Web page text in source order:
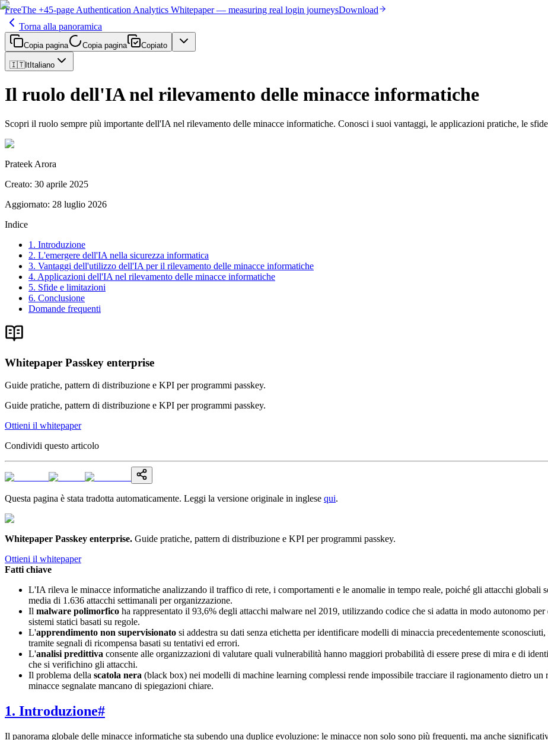
FreeThe +45-page Authentication Analytics Whitepaper — measuring real login journeysDownload
Torna alla panoramica
Copia pagina Copia pagina Copiato
🇮🇹It Italiano
Il ruolo dell'IA nel rilevamento delle minacce informatiche
Scopri il ruolo sempre più importante dell'IA nel rilevamento delle minacce informatiche. Conosci i suoi vantaggi, le applicazioni pratiche, le
Prateek Arora
Creato: 30 aprile 2025
Aggiornato: 28 luglio 2026
Indice
1. Introduzione
2. L'emergere dell'IA nella sicurezza informatica
3. Vantaggi dell'utilizzo dell'IA per il rilevamento delle minacce informatiche
4. Applicazioni dell'IA nel rilevamento delle minacce informatiche
5. Sfide e limitazioni
6. Conclusione
Domande frequenti
Whitepaper Passkey enterprise
Guide pratiche, pattern di distribuzione e KPI per programmi passkey.
Guide pratiche, pattern di distribuzione e KPI per programmi passkey.
Ottieni il whitepaper
Condividi questo articolo
Questa pagina è stata tradotta automaticamente. Leggi la versione originale in inglese qui.
Whitepaper Passkey enterprise. Guide pratiche, pattern di distribuzione e KPI per programmi passkey.
Ottieni il whitepaper
Fatti chiave
L'IA rileva le minacce informatiche analizzando il traffico di rete, i comportamenti e le anomalie in tempo reale, poiché gli attacchi globali
media di 1.636 attacchi settimanali per organizzazione.
Il malware polimorfico ha rappresentato il 93,6% degli attacchi malware nel 2019, utilizzando codice che si adatta in modo autonomo
sistemi statici basati su regole.
L'apprendimento non supervisionato si addestra su dati senza etichetta per identificare modelli di minaccia precedentemente
tramite segnali di ricompensa basati su tentativi ed errori.
L'analisi predittiva consente alle organizzazioni di valutare quali vulnerabilità hanno maggiori probabilità di essere prese di mira e di
che si verifichino gli attacchi.
Il problema della scatola nera (black box) nei modelli di machine learning complessi rende impossibile tracciare il ragionamento dietro
minacce segnalate mancano di spiegazioni chiare.
1. Introduzione#
Il panorama globale delle minacce informatiche sta subendo una duplice evoluzione: le minacce non solo sono più frequenti, ma anche